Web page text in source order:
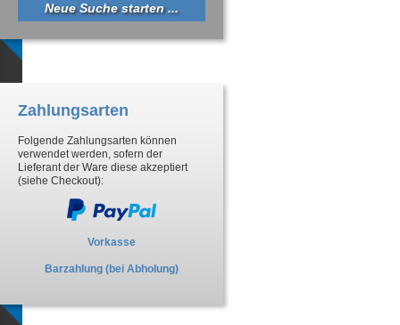
Neue Suche starten ...
Zahlungsarten
Folgende Zahlungsarten können
verwendet werden, sofern der
Lieferant der Ware diese akzeptiert
(siehe Checkout):
Vorkasse
Barzahlung (bei Abholung)